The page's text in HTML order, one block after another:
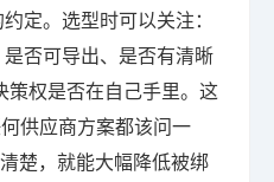
定。选型时可以关注：
否可导出、是否有清晰
策权是否在自己手里。这
供应商方案都该问一
楚，就能大幅降低被绑